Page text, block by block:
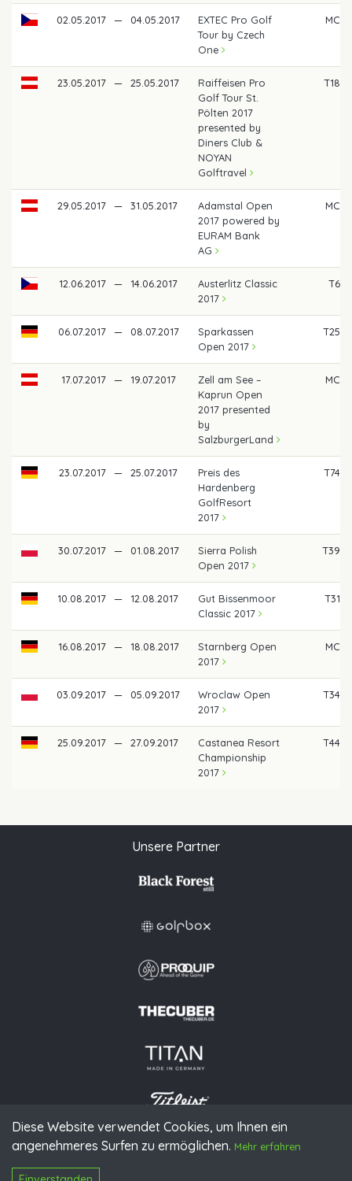
Diese Website verwendet Cookies, um Ihnen ein
angenehmeres Surfen zu ermöglichen. Mehr erfahren
02.05.2017 — 04.05.2017
EXTEC Pro Golf
Tour by Czech
One
MC
23.05.2017 — 25.05.2017
Raiffeisen Pro
Golf Tour St.
Pölten 2017
presented by
Diners Club &
NOYAN
Golftravel
T18
29.05.2017 — 31.05.2017
Adamstal Open
2017 powered by
EURAM Bank
AG
MC
12.06.2017 — 14.06.2017
Austerlitz Classic
2017
T6
06.07.2017 — 08.07.2017
Sparkassen
Open 2017
T25
17.07.2017 — 19.07.2017
Zell am See –
Kaprun Open
2017 presented
by
SalzburgerLand
MC
23.07.2017 — 25.07.2017
Preis des
Hardenberg
GolfResort
2017
T74
30.07.2017 — 01.08.2017
Sierra Polish
Open 2017
T39
10.08.2017 — 12.08.2017
Gut Bissenmoor
Classic 2017
T31
16.08.2017 — 18.08.2017
Starnberg Open
2017
MC
03.09.2017 — 05.09.2017
Wroclaw Open
2017
T34
25.09.2017 — 27.09.2017
Castanea Resort
Championship
2017
T44
Unsere Partner
© 2026 PGAoG